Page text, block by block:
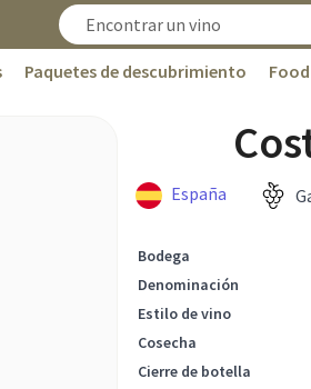
Paquetes de descubrimiento
España
Bodega
Denominación
Estilo de vino
Cosecha
Cierre de botella